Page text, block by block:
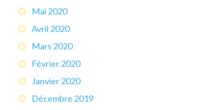
Mai 2020
Avril 2020
Mars 2020
Février 2020
Janvier 2020
Décembre 2019